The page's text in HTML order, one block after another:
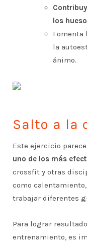
los
Fomenta
la
ánimo.
Salto a la
Este ejercicio
uno de los más
crossfit y otras
como
trabajar diferentes
Para lograr
entrenamiento, es